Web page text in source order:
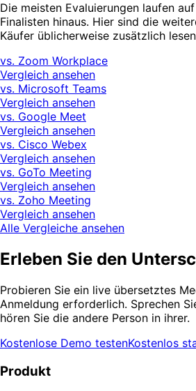
Die meisten Evaluierungen laufen
Finalisten hinaus. Hier sind die
Käufer üblicherweise zusätzlich
vs. Zoom Workplace
Vergleich ansehen
vs. Microsoft Teams
Vergleich ansehen
vs. Google Meet
Vergleich ansehen
vs. Cisco Webex
Vergleich ansehen
vs. GoTo Meeting
Vergleich ansehen
vs. Zoho Meeting
Vergleich ansehen
Alle Vergleiche ansehen
Erleben Sie den
Probieren Sie ein live übersetztes
Anmeldung erforderlich. Sprechen
hören Sie die andere Person in ihrer.
Kostenlose Demo testenKostenlos
Produkt